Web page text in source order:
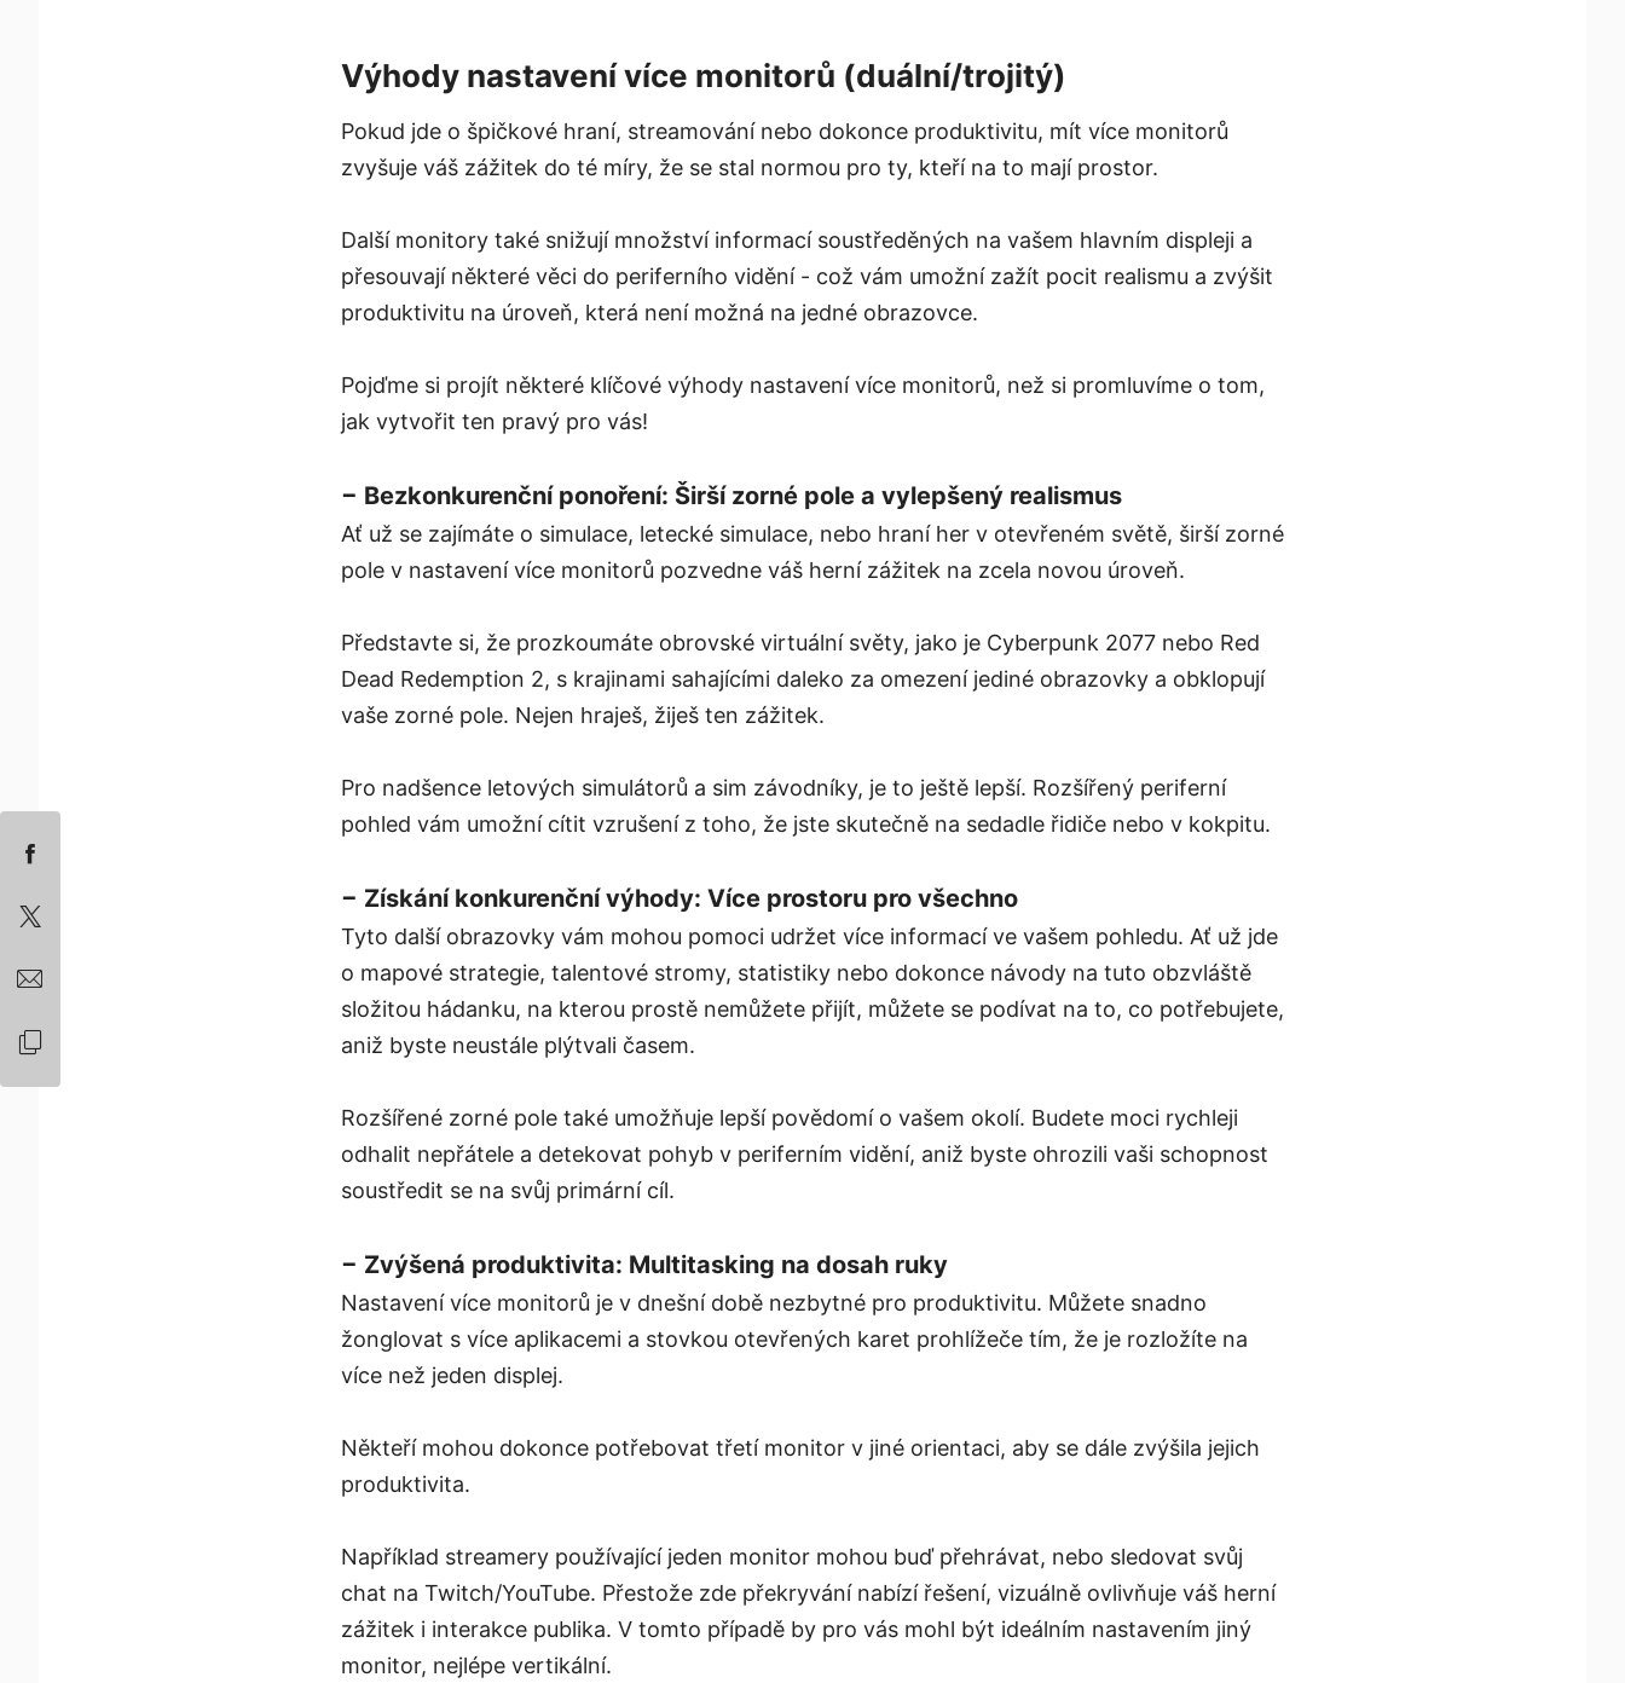
Výhody nastavení více monitorů (duální/trojitý)
Pokud jde o špičkové hraní, streamování nebo dokonce produktivitu, mít více monitorů
zvyšuje váš zážitek do té míry, že se stal normou pro ty, kteří na to mají prostor.
Další monitory také snižují množství informací soustředěných na vašem hlavním displeji a
přesouvají některé věci do periferního vidění - což vám umožní zažít pocit realismu a zvýšit
produktivitu na úroveň, která není možná na jedné obrazovce.
Pojďme si projít některé klíčové výhody nastavení více monitorů, než si promluvíme o tom,
jak vytvořit ten pravý pro vás!
− Bezkonkurenční ponoření: Širší zorné pole a vylepšený realismus
Ať už se zajímáte o simulace, letecké simulace, nebo hraní her v otevřeném světě, širší zorné
pole v nastavení více monitorů pozvedne váš herní zážitek na zcela novou úroveň.
Představte si, že prozkoumáte obrovské virtuální světy, jako je Cyberpunk 2077 nebo Red
Dead Redemption 2, s krajinami sahajícími daleko za omezení jediné obrazovky a obklopují
vaše zorné pole. Nejen hraješ, žiješ ten zážitek.
Pro nadšence letových simulátorů a sim závodníky, je to ještě lepší. Rozšířený periferní
pohled vám umožní cítit vzrušení z toho, že jste skutečně na sedadle řidiče nebo v kokpitu.
− Získání konkurenční výhody: Více prostoru pro všechno
Tyto další obrazovky vám mohou pomoci udržet více informací ve vašem pohledu. Ať už jde
o mapové strategie, talentové stromy, statistiky nebo dokonce návody na tuto obzvláště
složitou hádanku, na kterou prostě nemůžete přijít, můžete se podívat na to, co potřebujete,
aniž byste neustále plýtvali časem.
Rozšířené zorné pole také umožňuje lepší povědomí o vašem okolí. Budete moci rychleji
odhalit nepřátele a detekovat pohyb v periferním vidění, aniž byste ohrozili vaši schopnost
soustředit se na svůj primární cíl.
− Zvýšená produktivita: Multitasking na dosah ruky
Nastavení více monitorů je v dnešní době nezbytné pro produktivitu. Můžete snadno
žonglovat s více aplikacemi a stovkou otevřených karet prohlížeče tím, že je rozložíte na
více než jeden displej.
Někteří mohou dokonce potřebovat třetí monitor v jiné orientaci, aby se dále zvýšila jejich
produktivita.
Například streamery používající jeden monitor mohou buď přehrávat, nebo sledovat svůj
chat na Twitch/YouTube. Přestože zde překryvání nabízí řešení, vizuálně ovlivňuje váš herní
zážitek i interakce publika. V tomto případě by pro vás mohl být ideálním nastavením jiný
monitor, nejlépe vertikální.